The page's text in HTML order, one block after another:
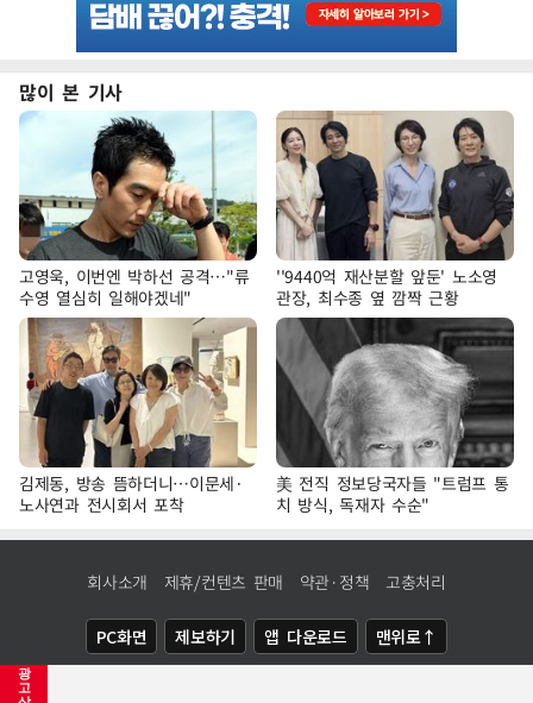
광
고
많이 본 기사
고영욱, 이번엔 박하선 공격…"류
수영 열심히 일해야겠네"
''9440억 재산분할 앞둔' 노소영
관장, 최수종 옆 깜짝 근황
김제동, 방송 뜸하더니…이문세·
노사연과 전시회서 포착
美 전직 정보당국자들 "트럼프 통
치 방식, 독재자 수순"
회사소개 제휴/컨텐츠 판매 약관·정책 고충처리
PC화면 제보하기 앱 다운로드 맨위로↑